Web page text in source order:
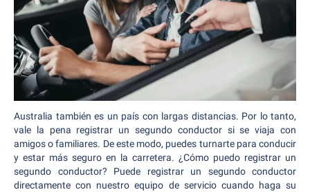
Australia también es un país con largas distancias. Por lo tanto,
vale la pena registrar un segundo conductor si se viaja con
amigos o familiares. De este modo, puedes turnarte para conducir
y estar más seguro en la carretera. ¿Cómo puedo registrar un
segundo conductor? Puede registrar un segundo conductor
directamente con nuestro equipo de servicio cuando haga su